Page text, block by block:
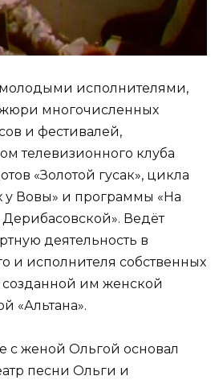
молодыми исполнителями,
многочисленных
и фестивалей,
телевизионного клуба
«Золотой гусак», цикла
у Вовы» и программы «На
Ведёт
деятельность в
и исполнителя собственных
созданной им женской
«Альтана».
с женой Ольгой основал
песни Ольги и